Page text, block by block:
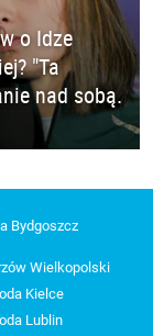
o Idze
"Ta
nad sobą.
Bydgoszcz
Wielkopolski
Kielce
Lublin